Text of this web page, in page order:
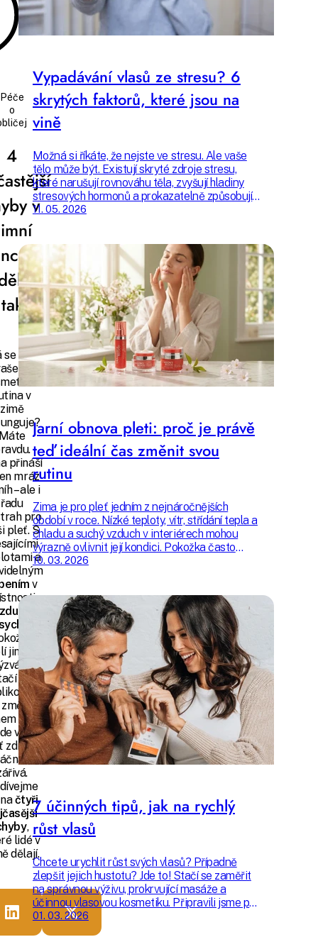
Přečtete za 6
min
Péče
o
4
v
se vám,
letní
v
zimě
přináší
mráz
– ale i
řadu
pro
pleť. S
a
v
jiným
ale
a i
zimy
vaše
zdravá,
a
čtyři
,
lidé v
dělají.
Vypadávání vlasů ze stresu? 6
skrytých faktorů, které jsou na
vině
Možná si říkáte, že nejste ve stresu. Ale vaše
tělo může být. Existují skryté zdroje stresu,
které narušují rovnováhu těla, zvyšují hladiny
stresových hormonů a prokazatelně způsobují
nadměrné vypadání vlasů. Zkontrolujte si, zda
jim nejste vystaveni také.
11. 05. 2026
Jarní obnova pleti: proč je právě
teď ideální čas změnit svou
rutinu
Zima je pro pleť jedním z nejnáročnějších
období v roce. Nízké teploty, vítr, střídání tepla a
chladu a suchý vzduch v interiérech mohou
výrazně ovlivnit její kondici. Pokožka často
ztrácí přirozenou hydrataci, její ochranná
bariéra se oslabuje a pleť může působit
unaveně, mdlě nebo citlivěji než obvykle.
10. 03. 2026
7 účinných tipů, jak na rychlý
růst vlasů
Chcete urychlit růst svých vlasů? Případně
zlepšit jejich hustotu? Jde to! Stačí se zaměřit
na správnou výživu, prokrvující masáže a
účinnou vlasovou kosmetiku. Připravili jsme pro
vás 7 vyzkoušených tipů, které dokáží urychlit
růst vlasů – aniž by vás to stálo moc času či
01. 03. 2026